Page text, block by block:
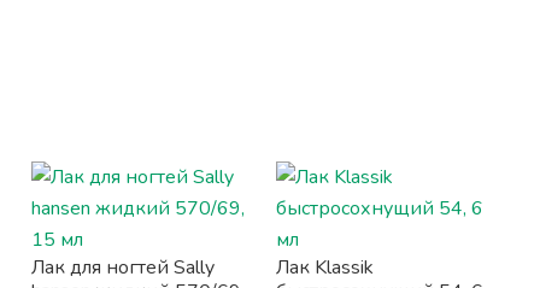
Лак для ногтей Sally
Лак Klassik